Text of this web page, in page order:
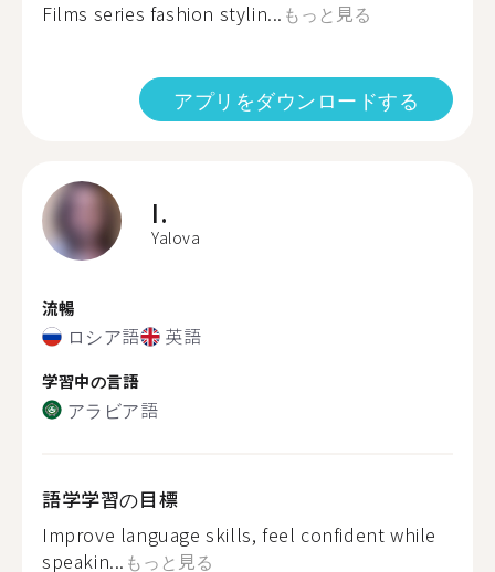
Films series fashion stylin... もっと見る
アプリをダウンロードする
I.
Yalova
流暢
ロシア語 英語
学習中の言語
アラビア語
語学学習の目標
Improve language skills, feel confident while
speakin... もっと見る